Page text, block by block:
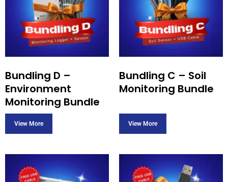
Bundling D –
Environment
Monitoring Bundle
Bundling C – Soil
Monitoring Bundle